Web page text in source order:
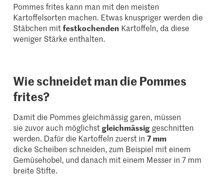
Pommes frites kann man mit den meisten
Kartoffelsorten machen. Etwas knuspriger werden die
Stäbchen mitfestkochenden Kartoffeln, da diese
weniger Stärke enthalten.
Wie schneidet man die Pommes
frites?
Damit die Pommes gleichmässig garen, müssen
sie zuvor auch möglichstgleichmässig geschnitten
werden. Dafür die Kartoffeln zuerst in7 mm
dicke Scheiben schneiden, zum Beispiel mit einem
Gemüsehobel, und danach mit einem Messer in 7 mm
breite Stifte.